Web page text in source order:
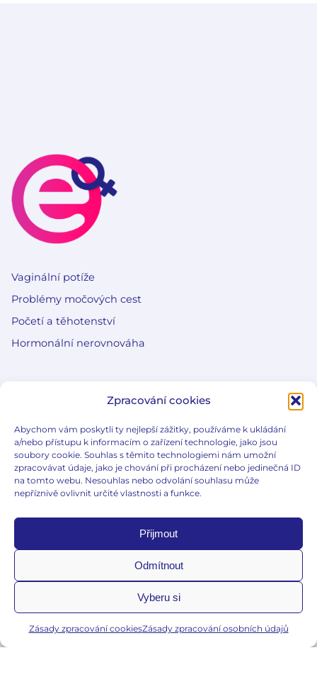
Zpracování cookies
Abychom vám poskytli ty nejlepší zážitky, používáme k ukládání
a/nebo přístupu k informacím o zařízení technologie, jako jsou
soubory cookie. Souhlas s těmito technologiemi nám umožní
zpracovávat údaje, jako je chování při procházení nebo jedinečná ID
na tomto webu. Nesouhlas nebo odvolání souhlasu může
nepříznivě ovlivnit určité vlastnosti a funkce.
Přijmout
Odmítnout
Vyberu si
Zásady zpracování cookiesZásady zpracování osobních údajů
Vaginální potíže
Problémy močových cest
Početí a těhotenství
Hormonální nerovnováha
Slovníček pojmů
Co je e-gynda?
Důležité informace
Zásady zpracování osobních údajů
Zásady zpracování cookies